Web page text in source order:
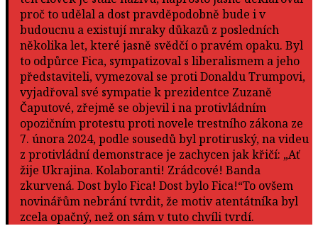
proč to udělal a dost pravděpodobně bude i v
budoucnu a existují mraky důkazů z posledních
několika let, které jasně svědčí o pravém opaku. Byl
to odpůrce Fica, sympatizoval s liberalismem a jeho
představiteli, vymezoval se proti Donaldu Trumpovi,
vyjadřoval své sympatie k prezidentce Zuzaně
Čaputové, zřejmě se objevil i na protivládním
opozičním protestu proti novele trestního zákona ze
7. února 2024, podle sousedů byl protiruský, na videu
z protivládní demonstrace je zachycen jak křičí: „Ať
žije Ukrajina. Kolaboranti! Zrádcové! Banda
zkurvená. Dost bylo Fica! Dost bylo Fica!“To ovšem
novinářům nebrání tvrdit, že motiv atentátníka byl
zcela opačný, než on sám v tuto chvíli tvrdí.